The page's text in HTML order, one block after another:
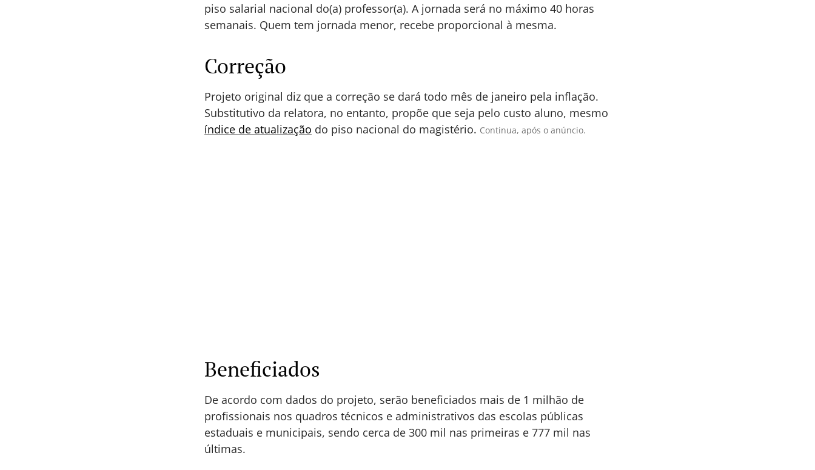
piso salarial nacional do(a) professor(a). A jornada será no máximo 40 horas
semanais. Quem tem jornada menor, recebe proporcional à mesma.
Correção
Projeto original diz que a correção se dará todo mês de janeiro pela inflação.
Substitutivo da relatora, no entanto, propõe que seja pelo custo aluno, mesmo
índice de atualização do piso nacional do magistério. Continua, após o anúncio.
Beneficiados
De acordo com dados do projeto, serão beneficiados mais de 1 milhão de
profissionais nos quadros técnicos e administrativos das escolas públicas
estaduais e municipais, sendo cerca de 300 mil nas primeiras e 777 mil nas
últimas.